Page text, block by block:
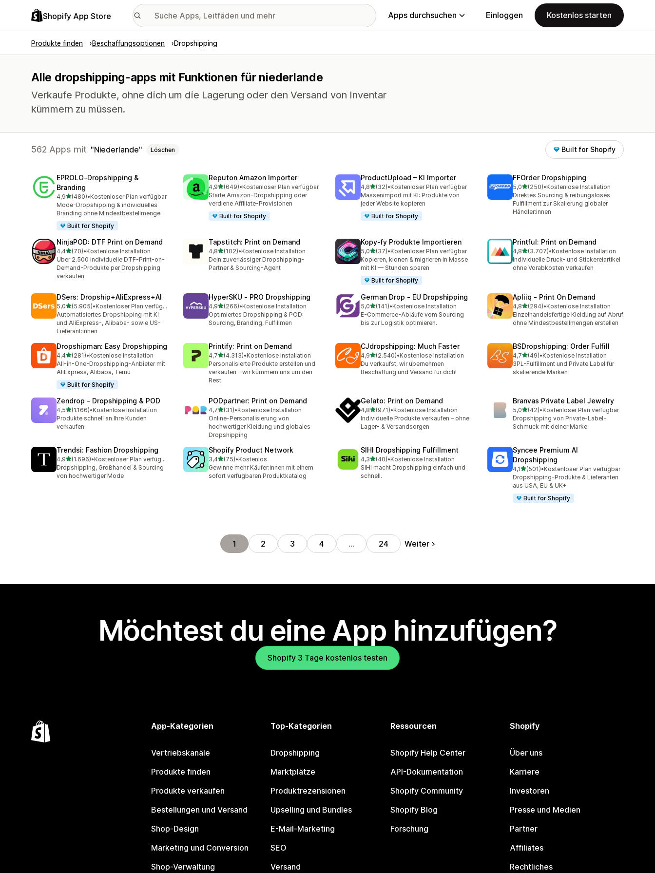
Shopify App Store Apps durchsuchen Einloggen Kostenlos starten
Produkte finden Beschaffungsoptionen Dropshipping
Alle dropshipping-apps mit Funktionen für niederlande
Verkaufe Produkte, ohne dich um die Lagerung oder den Versand von Inventar
kümmern zu müssen.
562 Apps mit Niederlande Löschen Built for Shopify
EPROLO‑Dropshipping &
Branding
4,9von 5 Sternen
(480)
480 Rezensionen insgesamt
•Kostenloser Plan verfügbar
Mode-Dropshipping & individuelles
Branding ohne Mindestbestellmenge
Built for Shopify
Reputon Amazon Importer
4,9von 5 Sternen
(649)
649 Rezensionen insgesamt
•Kostenloser Plan verfügbar
Starte Amazon-Dropshipping oder
verdiene Affiliate-Provisionen
Built for Shopify
ProductUpload – KI Importer
4,8von 5 Sternen
(32)
32 Rezensionen insgesamt
•Kostenloser Plan verfügbar
Massenimport mit KI: Produkte von
jeder Website kopieren
Built for Shopify
FFOrder Dropshipping
5,0von 5 Sternen
(250)
250 Rezensionen insgesamt
•Kostenlose Installation
Direktes Sourcing & reibungsloses
Fulfillment zur Skalierung globaler
Händler:innen
NinjaPOD: DTF Print on Demand
4,4von 5 Sternen
(70)
70 Rezensionen insgesamt
•Kostenlose Installation
Über 2.500 individuelle DTF-Print-on-
Demand-Produkte per Dropshipping
verkaufen
Tapstitch: Print on Demand
4,8von 5 Sternen
(102)
102 Rezensionen insgesamt
•Kostenlose Installation
Dein zuverlässiger Dropshipping-
Partner & Sourcing-Agent
Kopy‑fy Produkte Importieren
5,0von 5 Sternen
(37)
37 Rezensionen insgesamt
•Kostenloser Plan verfügbar
Kopieren, klonen & migrieren in Masse
mit KI — Stunden sparen
Built for Shopify
Printful: Print on Demand
4,8von 5 Sternen
(3.707)
3707 Rezensionen insgesamt
•Kostenlose Installation
Individuelle Druck- und Stickereiartikel
ohne Vorabkosten verkaufen
DSers: Dropship+AliExpress+AI
5,0von 5 Sternen
(5.905)
5905 Rezensionen insgesamt
•
Kostenloser Plan verfügbar
Automatisiertes Dropshipping mit KI
und AliExpress-, Alibaba- sowie US-
Lieferant:innen
HyperSKU ‑ PRO Dropshipping
4,9von 5 Sternen
(266)
266 Rezensionen insgesamt
•Kostenlose Installation
Optimiertes Dropshipping & POD:
Sourcing, Branding, Fulfillmen
German Drop ‑ EU Dropshipping
5,0von 5 Sternen
(141)
141 Rezensionen insgesamt
•Kostenlose Installation
E-Commerce-Abläufe vom Sourcing
bis zur Logistik optimieren.
Apliiq ‑ Print On Demand
4,8von 5 Sternen
(294)
294 Rezensionen insgesamt
•Kostenlose Installation
Einzelhandelsfertige Kleidung auf Abruf
ohne Mindestbestellmengen erstellen
Dropshipman: Easy Dropshipping
4,4von 5 Sternen
(281)
281 Rezensionen insgesamt
•Kostenlose Installation
All-in-One-Dropshipping-Anbieter mit
AliExpress, Alibaba, Temu
Built for Shopify
Printify: Print on Demand
4,7von 5 Sternen
(4.313)
4313 Rezensionen insgesamt
•Kostenlose Installation
Personalisierte Produkte erstellen und
verkaufen – wir kümmern uns um den
Rest.
CJdropshipping: Much Faster
4,9von 5 Sternen
(2.540)
2540 Rezensionen insgesamt
•Kostenlose Installation
Du verkaufst, wir übernehmen
Beschaffung und Versand für dich!
BSDropshipping: Order Fulfill
4,7von 5 Sternen
(49)
49 Rezensionen insgesamt
•Kostenlose Installation
3PL-Fulfillment und Private Label für
skalierende Marken
Zendrop ‑ Dropshipping & POD
4,5von 5 Sternen
(1.166)
1166 Rezensionen insgesamt
•Kostenlose Installation
Produkte schnell an Ihre Kunden
verkaufen
PODpartner: Print on Demand
4,7von 5 Sternen
(31)
31 Rezensionen insgesamt
•Kostenlose Installation
Online-Personalisierung von
hochwertiger Kleidung und globales
Dropshipping
Gelato: Print on Demand
4,8von 5 Sternen
(971)
971 Rezensionen insgesamt
•Kostenlose Installation
Individuelle Produkte verkaufen – ohne
Lager- & Versandsorgen
Branvas Private Label Jewelry
5,0von 5 Sternen
(42)
42 Rezensionen insgesamt
•Kostenloser Plan verfügbar
Dropshipping von Private-Label-
Schmuck mit deiner Marke
Trendsi: Fashion Dropshipping
4,9von 5 Sternen
(1.696)
1696 Rezensionen insgesamt
•
Kostenloser Plan verfügbar
Dropshipping, Großhandel & Sourcing
von hochwertiger Mode
Shopify Product Network
3,4von 5 Sternen
(75)
75 Rezensionen insgesamt
•Kostenlos
Gewinne mehr Käufer:innen mit einem
sofort verfügbaren Produktkatalog
SIHI Dropshipping Fulfillment
4,3von 5 Sternen
(40)
40 Rezensionen insgesamt
•Kostenlose Installation
SIHI macht Dropshipping einfach und
schnell.
Syncee Premium AI
Dropshipping
4,1von 5 Sternen
(501)
501 Rezensionen insgesamt
•Kostenloser Plan verfügbar
Dropshipping-Produkte & Lieferanten
aus USA, EU & UK+
Built for Shopify
1 2 3 4 … 24 Weiter
Möchtest du eine App hinzufügen?
Shopify 3 Tage kostenlos testen
App-Kategorien
Vertriebskanäle
Produkte finden
Produkte verkaufen
Bestellungen und Versand
Shop-Design
Marketing und Conversion
Shop-Verwaltung
Top-Kategorien
Dropshipping
Marktplätze
Produktrezensionen
Upselling und Bundles
E-Mail-Marketing
SEO
Versand
Ressourcen
Shopify Help Center
API-Dokumentation
Shopify Community
Shopify Blog
Forschung
Shopify
Über uns
Karriere
Investoren
Presse und Medien
Partner
Affiliates
Rechtliches